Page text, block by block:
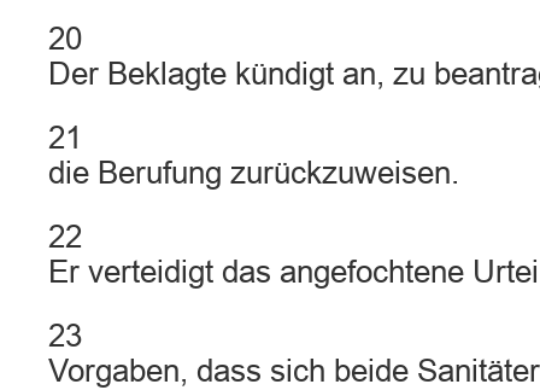
20
Der Beklagte kündigt an, zu
21
die Berufung zurückzuweisen.
22
Er verteidigt das angefochtene
23
Vorgaben, dass sich beide